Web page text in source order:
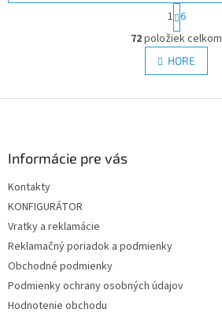
O
v
l
á
i
S
t
r
á
n
k
v
1 6
72položiek celkom
HORE
Informácie pre vás
Kontakty
KONFIGURÁTOR
Vratky a reklamácie
Reklamačný poriadok a podmienky
Obchodné podmienky
Podmienky ochrany osobných údajov
Hodnotenie obchodu